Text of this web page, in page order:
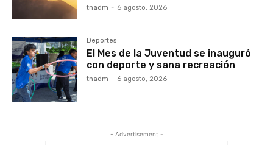
tnadm - 6 agosto, 2026
Deportes
El Mes de la Juventud se inauguró
con deporte y sana recreación
tnadm - 6 agosto, 2026
- Advertisement -